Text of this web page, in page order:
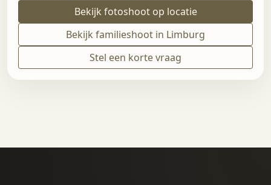
Bekijk fotoshoot op locatie
Bekijk familieshoot in Limburg
Stel een korte vraag